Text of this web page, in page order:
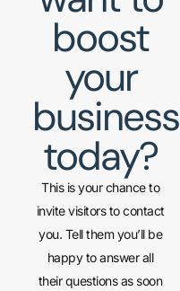
boost
your
business
today?
This is your chance to
invite visitors to contact
you. Tell them you’ll be
happy to answer all
their questions as soon